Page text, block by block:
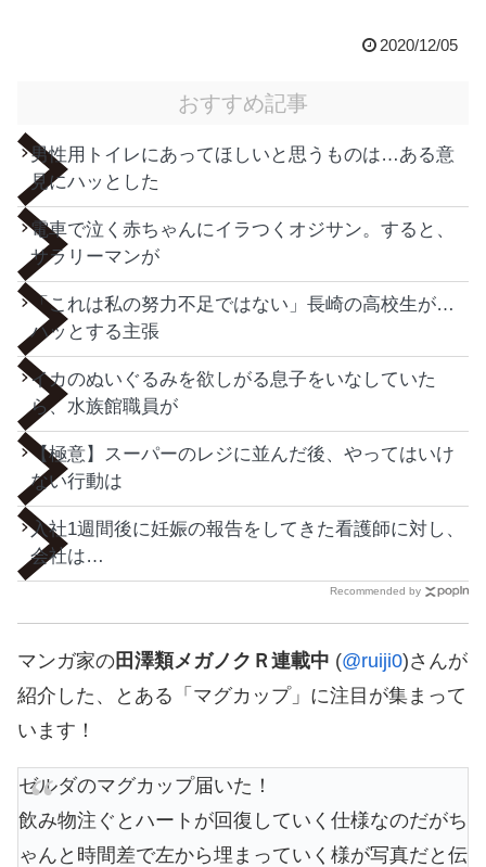
2020/12/05
おすすめ記事
男性用トイレにあってほしいと思うものは…ある意
見にハッとした
電車で泣く赤ちゃんにイラつくオジサン。すると、
サラリーマンが
「これは私の努力不足ではない」長崎の高校生が…
ハッとする主張
イカのぬいぐるみを欲しがる息子をいなしていた
ら、水族館職員が
【極意】スーパーのレジに並んだ後、やってはいけ
ない行動は
入社1週間後に妊娠の報告をしてきた看護師に対し、
会社は…
Recommended by
マンガ家の田澤類メガノクＲ連載中 (@ruiji0)さんが
紹介した、とある「マグカップ」に注目が集まって
います！
ゼルダのマグカップ届いた！
飲み物注ぐとハートが回復していく仕様なのだがち
ゃんと時間差で左から埋まっていく様が写真だと伝